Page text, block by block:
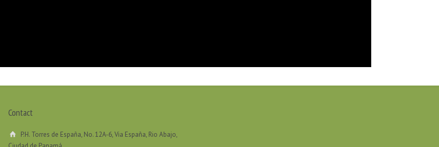
Contact
P.H. Torres de España, No. 12A-6, Via España, Rio Abajo,